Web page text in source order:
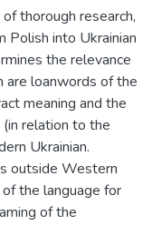
thorough research,
into Ukrainian
the relevance
are loanwords of the
meaning and the
relation to the
Ukrainian.
outside Western
the language for
of the